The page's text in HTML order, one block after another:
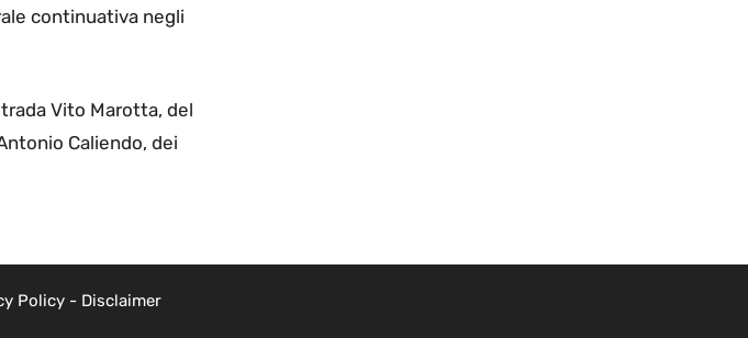
continuativa negli
Vito Marotta, del
Caliendo, dei
Policy- Disclaimer